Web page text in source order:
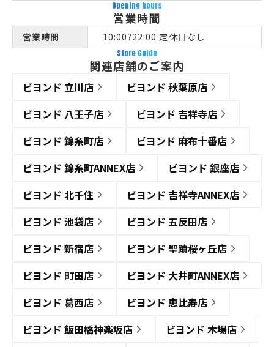
Opening hours
営業時間
営業時間 10:00?22:00 定休日なし
Store Guide
関連店舗のご案内
ビヨンド 立川店
ビヨンド 秋葉原店
ビヨンド 八王子店
ビヨンド 吉祥寺店
ビヨンド 錦糸町店
ビヨンド 麻布十番店
ビヨンド 錦糸町ANNEX店
ビヨンド 銀座店
ビヨンド 北千住
ビヨンド 吉祥寺ANNEX店
ビヨンド 池袋店
ビヨンド 五反田店
ビヨンド 新宿店
ビヨンド 聖蹟桜ヶ丘店
ビヨンド 町田店
ビヨンド 大井町ANNEX店
ビヨンド 葛西店
ビヨンド 恵比寿店
ビヨンド 飯田橋神楽坂店
ビヨンド 木場店